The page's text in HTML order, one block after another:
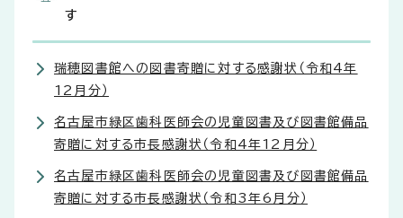
す
瑞穂図書館への図書寄贈に対する感謝状（令和4年
12月分）
名古屋市緑区歯科医師会の児童図書及び図書館備品
寄贈に対する市長感謝状（令和4年12月分）
名古屋市緑区歯科医師会の児童図書及び図書館備品
寄贈に対する市長感謝状（令和3年6月分）